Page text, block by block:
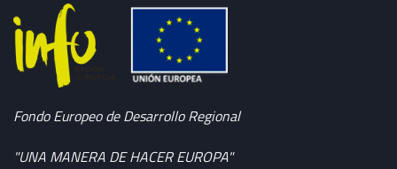
Fondo Europeo de Desarrollo Regional
"UNA MANERA DE HACER EUROPA"